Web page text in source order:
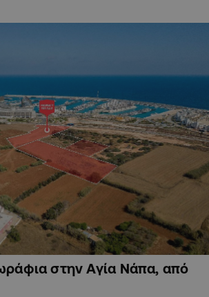
στην Αγία Νάπα, από